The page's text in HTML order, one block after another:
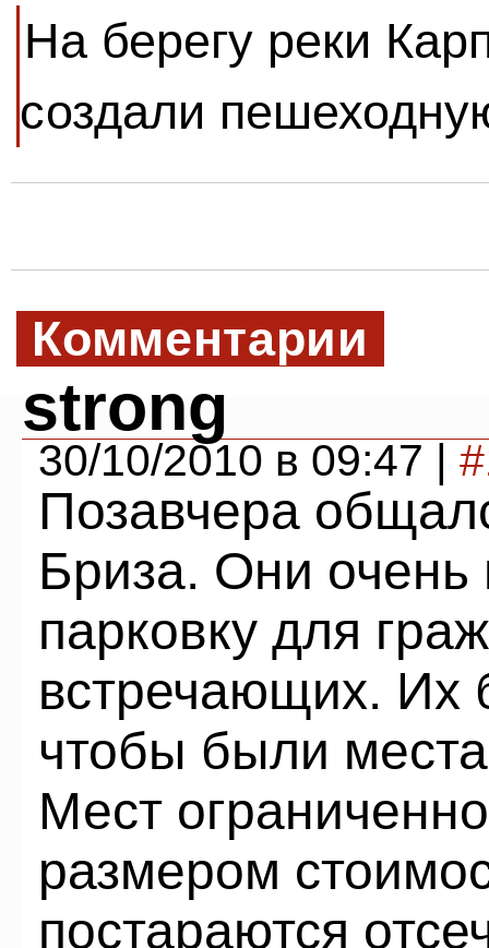
На берегу реки
создали
Комментарии
strong
30/10/2010 в 09:47 |
Позавчера
Бриза. Они очень
парковку для
встречающих. Их
чтобы были
Мест
размером
постараются